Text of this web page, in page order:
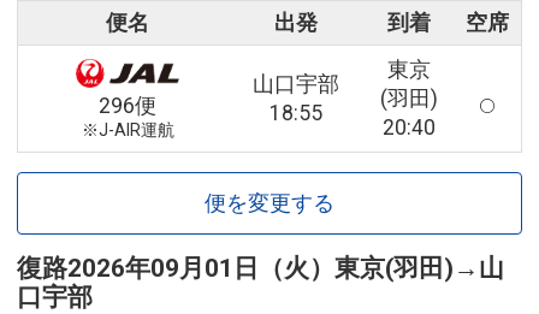
便名 出発 到着 空席
296便
※J-AIR運航
山口宇部
18:55
東京
(羽田)
20:40
便を変更する
復路2026年09月01日（火） 東京(羽田) → 山
口宇部